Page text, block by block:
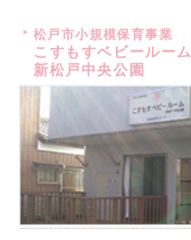
松戸市小規模保育事業
こすもすベビールーム
新松戸中央公園